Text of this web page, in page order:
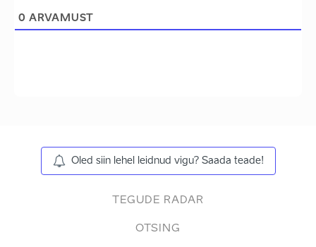
0 ARVAMUST
Oled siin lehel leidnud vigu? Saada teade!
TEGUDE RADAR
OTSING